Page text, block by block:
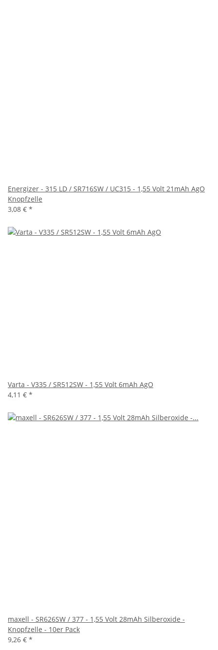
Energizer - 315 LD / SR716SW / UC315 - 1,55 Volt 21mAh AgO
Knopfzelle
3,08 € *
Varta - V335 / SR512SW - 1,55 Volt 6mAh AgO
4,11 € *
maxell - SR626SW / 377 - 1,55 Volt 28mAh Silberoxide -
Knopfzelle - 10er Pack
9,26 € *